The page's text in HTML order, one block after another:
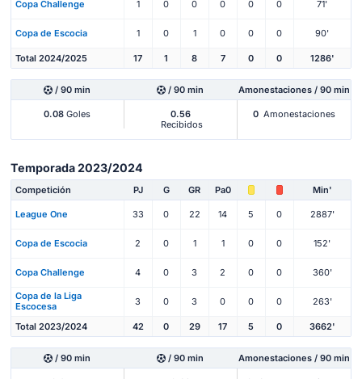
Copa Challenge 1 0 0 0 0 0 71'
Copa de Escocia 1 0 1 0 0 0 90'
Total 2024/2025 17 1 8 7 0 0 1286'
/ 90 min / 90 min Amonestaciones / 90 min
0.08 Goles
0.56
Recibidos
0 Amonestaciones
Temporada 2023/2024
Competición PJ G GR Pa0 Min'
League One 33 0 22 14 5 0 2887'
Copa de Escocia 2 0 1 1 0 0 152'
Copa Challenge 4 0 3 2 0 0 360'
Copa de la Liga
Escocesa
3 0 3 0 0 0 263'
Total 2023/2024 42 0 29 17 5 0 3662'
/ 90 min / 90 min Amonestaciones / 90 min